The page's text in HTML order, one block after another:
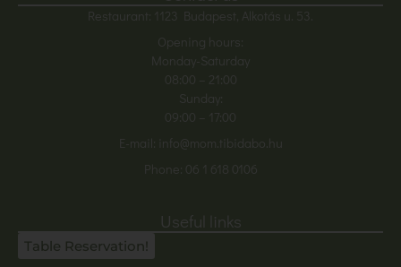
Restaurant: 1123 Budapest, Alkotás u. 53.
Opening hours:
Monday-Saturday
08:00
– 21:00
Sunday:
09:00 – 17:00
E-mail: info@mom.tibidabo.hu
Phone: 06 1 618 0106
Useful links
Table Reservation!